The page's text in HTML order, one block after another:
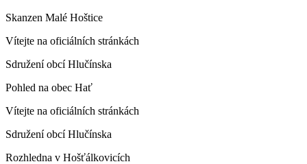
Skanzen Malé Hoštice
Vítejte na oficiálních stránkách
Sdružení obcí Hlučínska
Pohled na obec Hať
Vítejte na oficiálních stránkách
Sdružení obcí Hlučínska
Rozhledna v Hošťálkovicích